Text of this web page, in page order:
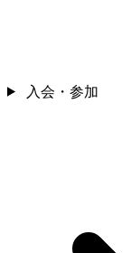
入会・参加